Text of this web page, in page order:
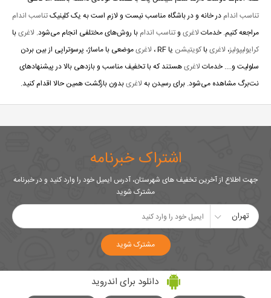
تناسب اندام در خانه و در باشگاه مناسب نیست و لازم است به یک کلینیکتناسب اندام
مراجعه کنیم. خدمات لاغری وتناسب اندام با روش‌های مختلفی انجام می‌شود. لاغریبا
کرایولیپولیز، لاغریباکویتیشن یا RF ، لاغریموضعی با ماساژ، پرسوتراپی از بین بردن
سلولیت و.... خدمات لاغریهستند که با تخفیف مناسب و بازدهی بالا در پیشنهادهای
نت‌برگ مشاهده می‌شود. برای رسیدن به لاغریبدون بازگشت همین حالا اقدام کنید.
اشتراک خبرنامه
جهت اطلاع از آخرین تخفیف های شهرستان، آدرس ایمیل خود را وارد کنید و در خبرنامه
مشترک شوید
تهران
مشترک شوید
دانلود برای اندروید